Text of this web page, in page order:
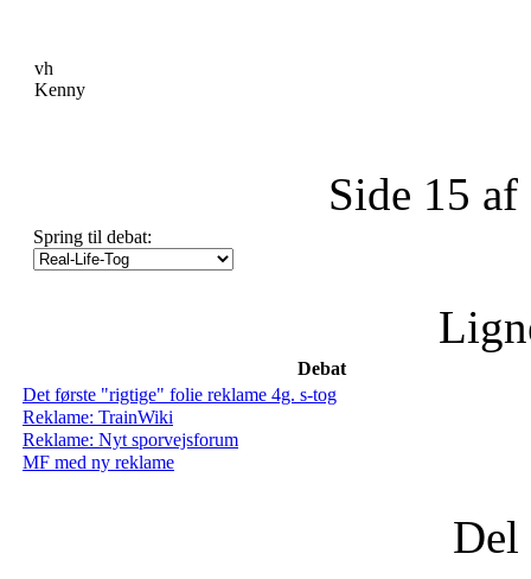
vh
Kenny
Side 15
Spring til debat:
Debat
Det første "rigtige" folie reklame 4g. s-tog
Reklame: TrainWiki
Reklame: Nyt sporvejsforum
MF med ny reklame
Del